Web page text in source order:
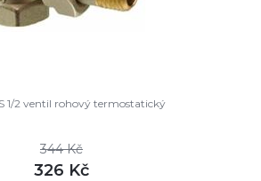
1/2 ventil rohový termostatický
344 Kč
326 Kč